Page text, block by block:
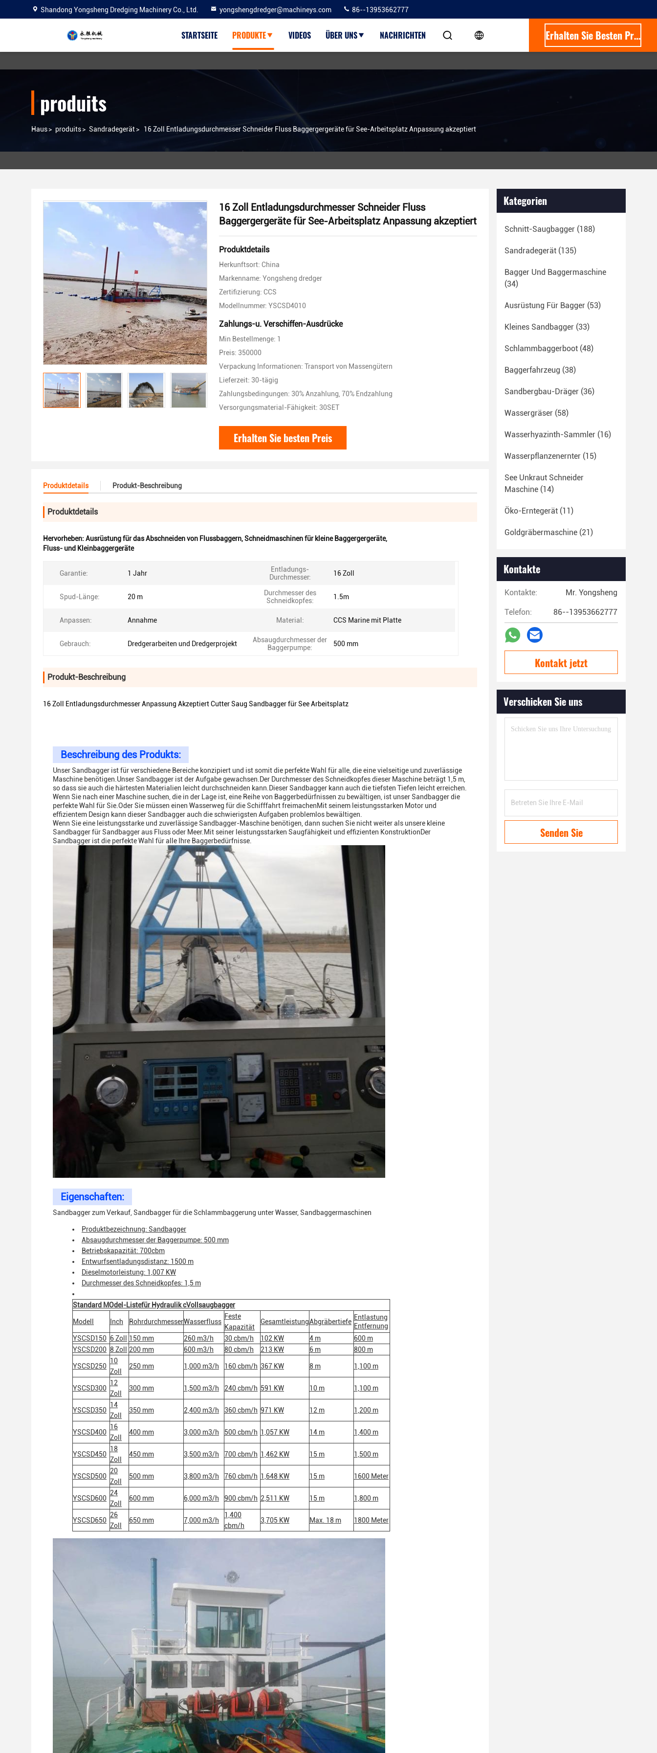
Shandong Yongsheng Dredging Machinery Co., Ltd. yongshengdredger@machineys.com 86--13953662777
STARTSEITE PRODUKTE VIDEOS ÜBER UNS NACHRICHTEN Erhalten Sie Besten Preis
produits
Haus> produits> Sandradegerät> 16 Zoll Entladungsdurchmesser Schneider Fluss Baggergergeräte für See-Arbeitsplatz Anpassung akzeptiert
16 Zoll Entladungsdurchmesser Schneider Fluss
Baggergergeräte für See-Arbeitsplatz Anpassung akzeptiert
Produktdetails
Herkunftsort: China
Markenname: Yongsheng dredger
Zertifizierung: CCS
Modellnummer: YSCSD4010
Zahlungs-u. Verschiffen-Ausdrücke
Min Bestellmenge: 1
Preis: 350000
Verpackung Informationen: Transport von Massengütern
Lieferzeit: 30-tägig
Zahlungsbedingungen: 30% Anzahlung, 70% Endzahlung
Versorgungsmaterial-Fähigkeit: 30SET
Erhalten Sie besten Preis
Produktdetails Produkt-Beschreibung
Produktdetails
Hervorheben: Ausrüstung für das Abschneiden von Flussbaggern,Schneidmaschinen für kleine Baggergergeräte,
Fluss- und Kleinbaggergeräte
Garantie: 1 Jahr
Entladungs-
Durchmesser:
16 Zoll
Spud-Länge: 20 m
Durchmesser des
Schneidkopfes:
1.5m
Anpassen: Annahme Material: CCS Marine mit Platte
Gebrauch: Dredgerarbeiten und Dredgerprojekt
Absaugdurchmesser der
Baggerpumpe:
500 mm
Produkt-Beschreibung
16 Zoll Entladungsdurchmesser Anpassung Akzeptiert Cutter Saug Sandbagger für See Arbeitsplatz
Beschreibung des Produkts:
Unser Sandbagger ist für verschiedene Bereiche konzipiert und ist somit die perfekte Wahl für alle, die eine vielseitige und zuverlässige
Maschine benötigen.Unser Sandbagger ist der Aufgabe gewachsen.Der Durchmesser des Schneidkopfes dieser Maschine beträgt 1,5 m,
so dass sie auch die härtesten Materialien leicht durchschneiden kann.Dieser Sandbagger kann auch die tiefsten Tiefen leicht erreichen.
Wenn Sie nach einer Maschine suchen, die in der Lage ist, eine Reihe von Baggerbedürfnissen zu bewältigen, ist unser Sandbagger die
perfekte Wahl für Sie.Oder Sie müssen einen Wasserweg für die Schifffahrt freimachenMit seinem leistungsstarken Motor und
effizientem Design kann dieser Sandbagger auch die schwierigsten Aufgaben problemlos bewältigen.
Wenn Sie eine leistungsstarke und zuverlässige Sandbagger-Maschine benötigen, dann suchen Sie nicht weiter als unsere kleine
Sandbagger für Sandbagger aus Fluss oder Meer.Mit seiner leistungsstarken Saugfähigkeit und effizienten KonstruktionDer
Sandbagger ist die perfekte Wahl für alle Ihre Baggerbedürfnisse.
Eigenschaften:
Sandbagger zum Verkauf, Sandbagger für die Schlammbaggerung unter Wasser, Sandbaggermaschinen
Produktbezeichnung: Sandbagger
Absaugdurchmesser der Baggerpumpe: 500 mm
Betriebskapazität: 700cbm
Entwurfsentladungsdistanz: 1500 m
Dieselmotorleistung: 1,007 KW
Durchmesser des Schneidkopfes: 1,5 m
Standard MOdel-Listefür Hydraulik cVollsaugbagger
Modell Inch RohrdurchmesserWasserfluss
Feste
Kapazität
GesamtleistungAbgräbertiefe
Entlastung
Entfernung
YSCSD150 6 Zoll 150 mm 260 m3/h 30 cbm/h 102 KW 4 m
600 m
YSCSD200 8 Zoll 200 mm 600 m3/h 80 cbm/h 213 KW 6 m 800 m
YSCSD250
10
Zoll
250 mm 1,000 m3/h 160 cbm/h 367 KW 8 m 1,100 m
YSCSD300
12
Zoll
300 mm 1,500 m3/h 240 cbm/h 591 KW 10 m 1,100 m
YSCSD350
14
Zoll
350 mm 2,400 m3/h 360 cbm/h 971 KW 12 m 1,200 m
YSCSD400
16
Zoll
400 mm 3,000 m3/h 500 cbm/h 1,057 KW 14 m 1,400 m
YSCSD450
18
Zoll
450 mm 3,500 m3/h 700 cbm/h 1,462 KW 15 m 1,500 m
YSCSD500
20
Zoll
500 mm 3,800 m3/h 760 cbm/h 1,648 KW 15 m 1600 Meter
YSCSD600
24
Zoll
600 mm 6,000 m3/h 900 cbm/h 2,511 KW 15 m 1,800 m
YSCSD650
26
Zoll
650 mm 7,000 m3/h
1,400
cbm/h
3,705 KW Max. 18 m 1800 Meter
Kategorien
Schnitt-Saugbagger (188)
Sandradegerät (135)
Bagger Und Baggermaschine
(34)
Ausrüstung Für Bagger (53)
Kleines Sandbagger (33)
Schlammbaggerboot (48)
Baggerfahrzeug (38)
Sandbergbau-Dräger (36)
Wassergräser (58)
Wasserhyazinth-Sammler (16)
Wasserpflanzenernter (15)
See Unkraut Schneider
Maschine (14)
Öko-Erntegerät (11)
Goldgräbermaschine (21)
Kontakte
Kontakte: Mr. Yongsheng
Telefon: 86--13953662777
Kontakt jetzt
Verschicken Sie uns
Senden Sie